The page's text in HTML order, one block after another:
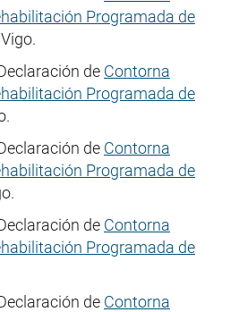
Programada de
de Contorna
Programada de
de Contorna
Programada de
de Contorna
Programada de
de Contorna